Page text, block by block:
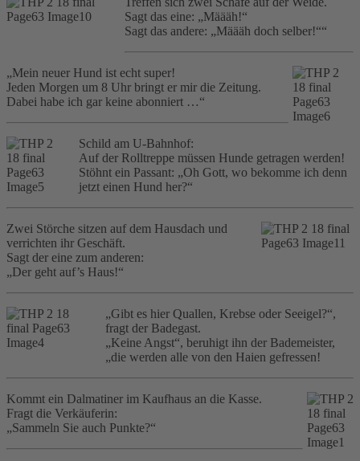
Sagt das eine: „Määäh!“
Sagt das andere: „Määäh doch selber!““
„Mein neuer Hund ist echt super!
Jeden Morgen um 8 Uhr bringt er mir die Zeitung.
Dabei habe ich gar keine abonniert …“
Schild am U-Bahnhof:
Auf der Rolltreppe müssen Hunde getragen werden!
Stöhnt ein Passant: „Oh Gott, wo bekomme ich denn
jetzt einen Hund her?“
Zwei Störche sitzen auf dem Hausdach und
verrichten ihr Geschäft.
Sagt der eine zum anderen:
„Der geht auf’s Haus!“
„Gibt es hier Quallen, Krebse oder Seeigel?“,
fragt der Badegast.
„Keine Angst“, beruhigt ihn der Bademeister,
„die werden alle von den Haien gefressen!
Kommt ein Dalmatiner im Kaufhaus an die Kasse.
Fragt die Verkäuferin:
„Sammeln Sie auch Punkte?“